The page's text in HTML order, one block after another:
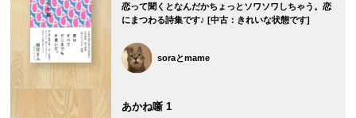
恋って聞くとなんだかちょっとソワソワしちゃう。恋
にまつわる詩集です♪ [中古：きれいな状態です]
soraとmame
あかね噺 1